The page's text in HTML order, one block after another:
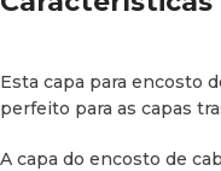
Esta capa para encosto
perfeito para as capas
A capa do encosto de